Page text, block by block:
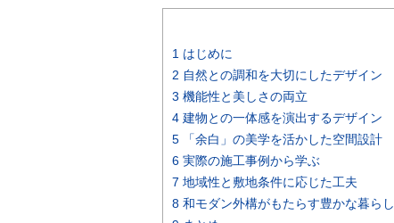
1 はじめに
2 自然との調和を大切にしたデザイン
3 機能性と美しさの両立
4 建物との一体感を演出するデザイン
5 「余白」の美学を活かした空間設計
6 実際の施工事例から学ぶ
7 地域性と敷地条件に応じた工夫
8 和モダン外構がもたらす豊かな暮らし